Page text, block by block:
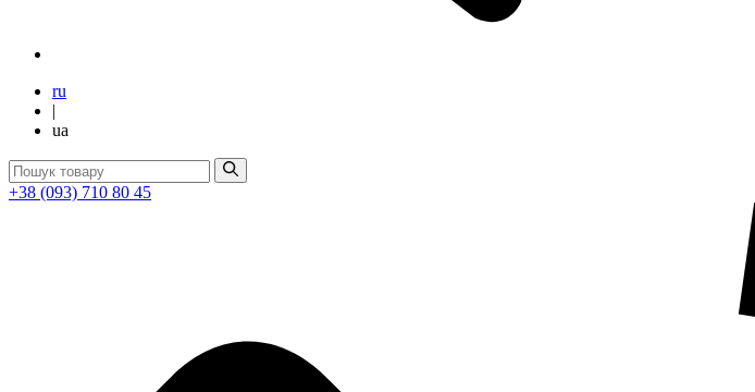
ru
|
ua
+38 (093) 710 80 45